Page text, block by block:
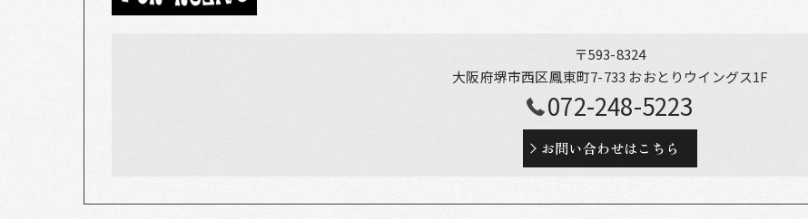
〒593-8324
大阪府堺市西区鳳東町7-733 おおとりウイングス1F
072-248-5223
お問い合わせはこちら